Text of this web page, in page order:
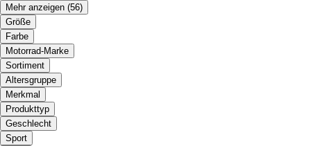
Mehr anzeigen (56)
Größe
Farbe
Motorrad-Marke
Sortiment
Altersgruppe
Merkmal
Produkttyp
Geschlecht
Sport